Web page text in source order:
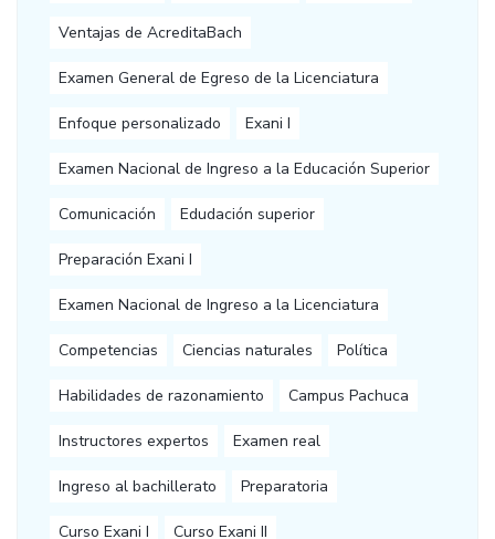
Ventajas de AcreditaBach
Examen General de Egreso de la Licenciatura
Enfoque personalizado Exani I
Examen Nacional de Ingreso a la Educación Superior
Comunicación Edudación superior
Preparación Exani I
Examen Nacional de Ingreso a la Licenciatura
Competencias Ciencias naturales Política
Habilidades de razonamiento Campus Pachuca
Instructores expertos Examen real
Ingreso al bachillerato Preparatoria
Curso Exani I Curso Exani II